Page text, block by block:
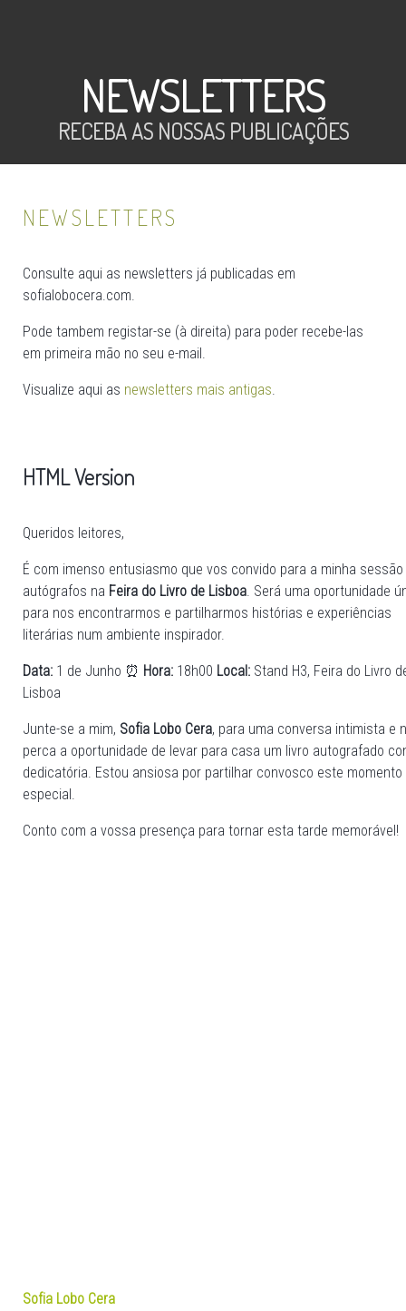
NEWSLETTERS
RECEBA AS NOSSAS PUBLICAÇÕES
NEWSLETTERS
Consulte aqui as newsletters já publicadas em
sofialobocera.com.
Pode tambem registar-se (à direita) para poder recebe-las
em primeira mão no seu e-mail.
Visualize aqui as newsletters mais antigas.
HTML Version
Queridos leitores,
É com imenso entusiasmo que vos convido para a minha
autógrafos na Feira do Livro de Lisboa. Será uma oportunidade
para nos encontrarmos e partilharmos histórias e experiências
literárias num ambiente inspirador.
Data: 1 de Junho ⏰ Hora: 18h00 Local: Stand H3, Feira do Livro
Lisboa
Junte-se a mim, Sofia Lobo Cera, para uma conversa intimista e
perca a oportunidade de levar para casa um livro autografado
dedicatória. Estou ansiosa por partilhar convosco este momento
especial.
Conto com a vossa presença para tornar esta tarde memorável!
Sofia Lobo Cera